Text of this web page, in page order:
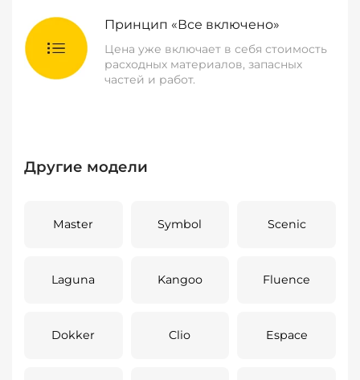
Принцип «Все включено»
Цена уже включает в себя стоимость
расходных материалов, запасных
частей и работ.
Другие модели
Master Symbol Scenic
Laguna Kangoo Fluence
Dokker Clio Espace